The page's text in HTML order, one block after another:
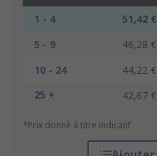
1 - 4
51,42 €
5 - 9
46,28 €
10 - 24
44,22 €
25 +
42,67 €
*Prix donné à titre indicatif